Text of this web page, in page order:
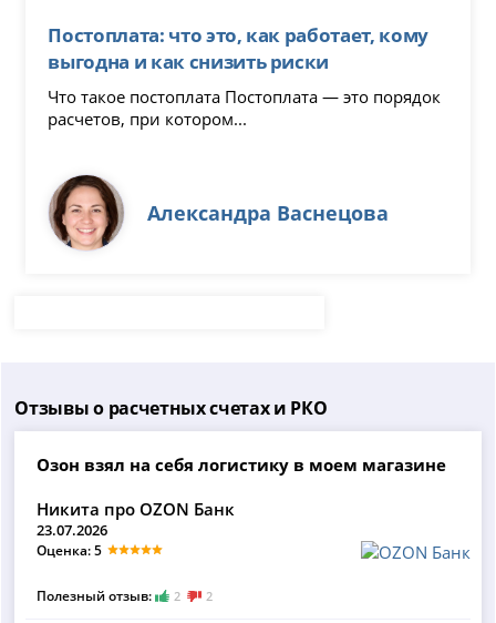
Постоплата: что это, как работает, кому
выгодна и как снизить риски
Что такое постоплата Постоплата — это порядок
расчетов, при котором...
Александра Васнецова
Отзывы о расчетных счетах и РКО
Озон взял на себя логистику в моем магазине
Никита про OZON Банк
23.07.2026
Оценка: 5
Полезный отзыв: 2 2